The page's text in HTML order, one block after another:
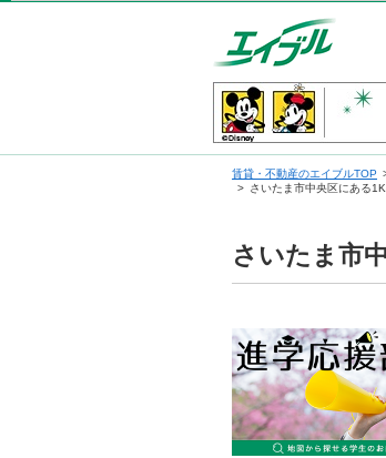
賃貸・不動産のエイブルTOP
さいたま市中央区にある
さいたま市